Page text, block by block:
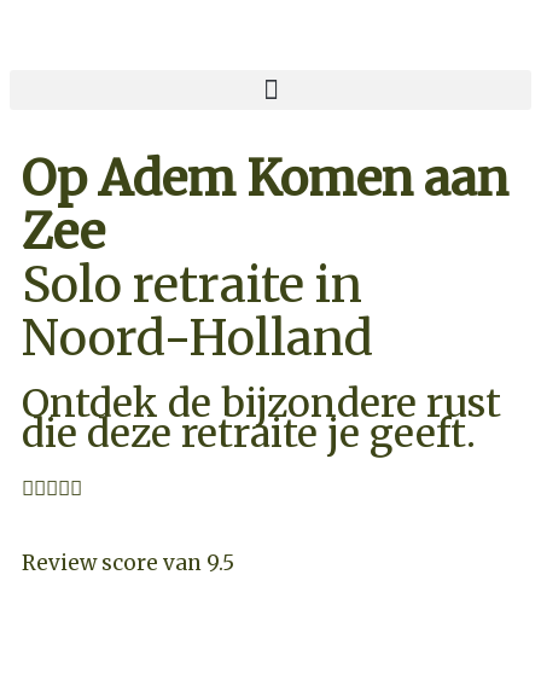
Op Adem Komen aan
Zee
Solo retraite in
Noord-Holland
Ontdek de bijzondere rust
die deze retraite je geeft.

Review score van 9.5